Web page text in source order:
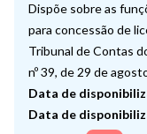
Dispõe sobre as
para concessão de
Tribunal de Contas
nº 39, de 29 de
Data de
Data de